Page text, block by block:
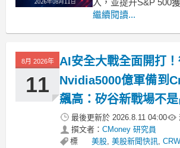
入，並提升S&P 500
.badgeprice-container {
gap: 1rem !important;
繼續閱讀...
8月 2026年
11
AI安全大戰全面開打
Nvidia5000億軍備到
飆高：矽谷新戰場不
最後更新於 2026.8.11 04:00
撰文者： CMoney 研究員
標
美股, 美股新聞快訊,